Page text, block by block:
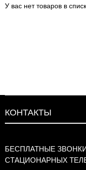
У вас нет товаров в
КОНТАКТЫ
БЕСПЛАТНЫЕ
СТАЦИОНАРНЫХ